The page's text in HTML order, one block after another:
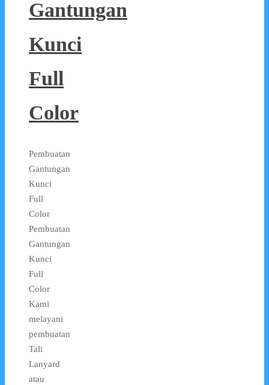
Gantungan
Kunci
Full
Color
Pembuatan
Gantungan
Kunci
Full
Color
Pembuatan
Gantungan
Kunci
Full
Color
Kami
melayani
pembuatan
Tali
Lanyard
atau